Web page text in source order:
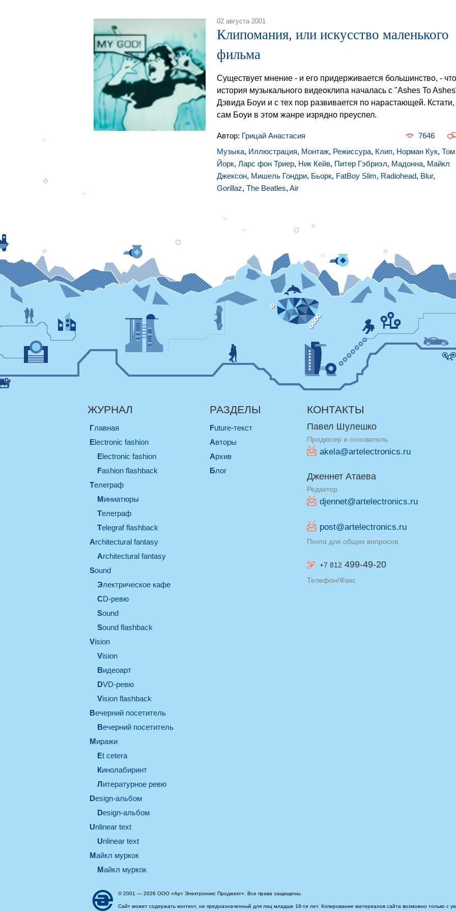
02 августа 2001
Клипомания, или искусство маленького
фильма
Существует мнение - и его придерживается большинство, - что
история музыкального видеоклипа началась с "Ashes To
Дэвида Боуи и с тех пор развивается по нарастающей. Кстати,
сам Боуи в этом жанре изрядно преуспел.
Автор: Грицай Анастасия
7646
Музыка, Иллюстрация, Монтаж, Режиссура, Клип, Норман Кук, Том
Йорк, Ларс фон Триер, Ник Кейв, Питер Гэбриэл, Мадонна, Майкл
Джексон, Мишель Гондри, Бьорк, FatBoy Slim, Radiohead, Blur,
Gorillaz, The Beatles, Air
ЖУРНАЛ
Главная
electronic fashion
electronic fashion
Fashion flashback
телеграф
миниатюры
телеграф
Telegraf flashback
architectural fantasy
architectural fantasy
sound
электрическое кафе
CD-ревю
sound
Sound flashback
vision
vision
видеоарт
DVD-ревю
Vision flashback
вечерний посетитель
вечерний посетитель
миражи
et cetera
кинолабиринт
литературное ревю
design-альбом
design-альбом
unlinear text
Unlinear text
майкл муркок
майкл муркок
РАЗДЕЛЫ
Future-текст
Авторы
Архив
Блог
КОНТАКТЫ
Павел Шулешко
Продюсер и основатель
akela@artelectronics.ru
Дженнет Атаева
Редактор
djennet@artelectronics.ru
post@artelectronics.ru
Почта для общих вопросов
+7 812 499-49-20
Телефон/Факс
© 2001 — 2026 ООО «Арт Электроникс Проджект». Все права защищены.
Сайт может содержать контент, не предназначенный для лиц младше 18-ти лет. Копирование материалов сайта возможно только с